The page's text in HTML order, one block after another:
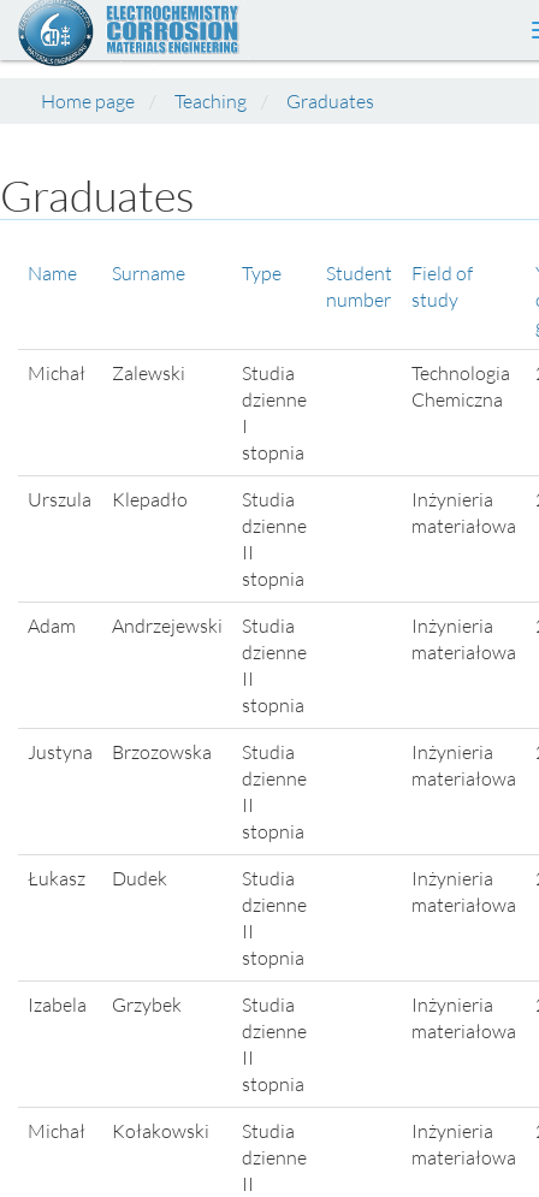
Home page Teaching Graduates
Graduates
Name Surname Type
Student
number
Field of
study
Michał
Zalewski
Studia
dzienne
I
stopnia
Technologia
Chemiczna
Urszula Klepadło
Studia
dzienne
II
stopnia
Inżynieria
materiałowa
Adam Andrzejewski
Studia
dzienne
II
stopnia
Inżynieria
materiałowa
Justyna Brzozowska
Studia
dzienne
II
stopnia
Inżynieria
materiałowa
Łukasz Dudek
Studia
dzienne
II
stopnia
Inżynieria
materiałowa
Izabela Grzybek
Studia
dzienne
II
stopnia
Inżynieria
materiałowa
Michał Kołakowski
Studia
dzienne
II
Inżynieria
materiałowa